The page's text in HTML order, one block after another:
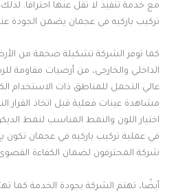
مع خدمة تنفيذ لا تقل عنها احترافًا.
تركيب باركيه في عجمان يضمن الجودة
كما توفر الشركة تشكيلة ضخمة من
الداخلي والخارجي، من أرضيات مقاومة
عالي التحمل للمناطق ذات الاستخدام
مشاهدة عينات فعلية قبل اتخاذ القرار
اختيار اللون والنمط المناسب لنمط
في عملية تركيب باركيه في عجمان
شركة المحترفون لضمان الكفاءة
أيضًا، تهتم الشركة بجودة الخدمة كما